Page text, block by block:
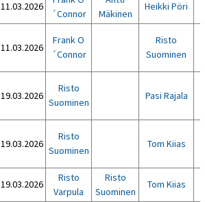
11.03.2026
´Connor
Mäkinen
Heikki Pöri
11.03.2026
Frank O
´Connor
Risto
Suominen
19.03.2026
Risto
Suominen
Pasi Rajala
19.03.2026
Risto
Suominen
Tom Kiias
19.03.2026
Risto
Varpula
Risto
Suominen
Tom Kiias